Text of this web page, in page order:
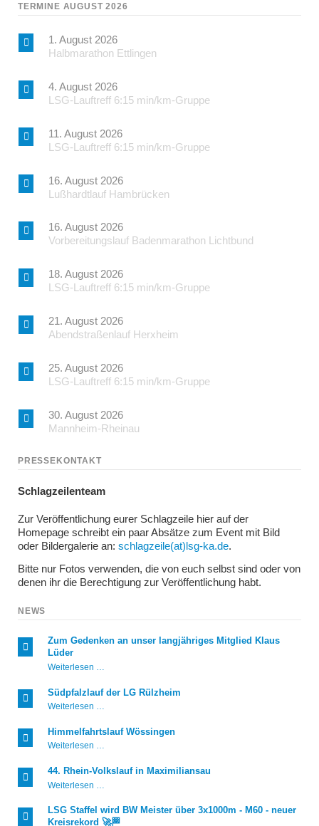
TERMINE AUGUST 2026
1. August 2026
Halbmarathon Ettlingen
4. August 2026
LSG-Lauftreff 6:15 min/km-Gruppe
11. August 2026
LSG-Lauftreff 6:15 min/km-Gruppe
16. August 2026
Lußhardtlauf Hambrücken
16. August 2026
Vorbereitungslauf Badenmarathon Lichtbund
18. August 2026
LSG-Lauftreff 6:15 min/km-Gruppe
21. August 2026
Abendstraßenlauf Herxheim
25. August 2026
LSG-Lauftreff 6:15 min/km-Gruppe
30. August 2026
Mannheim-Rheinau
PRESSEKONTAKT
Schlagzeilenteam
Zur Veröffentlichung eurer Schlagzeile hier auf der
Homepage schreibt ein paar Absätze zum Event mit Bild
oder Bildergalerie an: schlagzeile(at)lsg-ka.de.
Bitte nur Fotos verwenden, die von euch selbst sind oder von
denen ihr die Berechtigung zur Veröffentlichung habt.
NEWS
Zum Gedenken an unser langjähriges Mitglied Klaus
Lüder
Weiterlesen …
an
unser
langjähriges
Klaus
Südpfalzlauf der LG Rülzheim
Weiterlesen …
LG
Rülzheim
Himmelfahrtslauf Wössingen
Weiterlesen …
44. Rhein-Volkslauf in Maximiliansau
Weiterlesen …
Volkslauf
in
LSG Staffel wird BW Meister über 3x1000m - M60 - neuer
Kreisrekord 🚀🏁